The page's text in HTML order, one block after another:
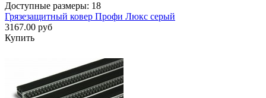
Доступные размеры: 18
Грязезащитный ковер Профи Люкс серый
3167.00 руб
Купить